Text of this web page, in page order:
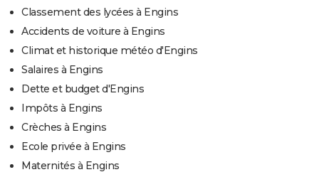
Classement des lycées à Engins
Accidents de voiture à Engins
Climat et historique météo d'Engins
Salaires à Engins
Dette et budget d'Engins
Impôts à Engins
Crèches à Engins
Ecole privée à Engins
Maternités à Engins